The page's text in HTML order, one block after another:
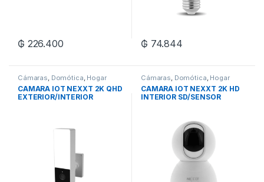
₲ 226.400 ₲ 74.844
Cámaras, Domótica, Hogar
CAMARA IOT NEXXT 2K QHD
EXTERIOR/INTERIOR
Cámaras, Domótica, Hogar
CAMARA IOT NEXXT 2K HD
INTERIOR SD/SENSOR